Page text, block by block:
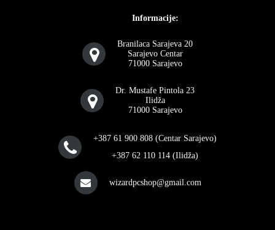
Informacije:
Branilaca Sarajeva 20
Sarajevo Centar
71000 Sarajevo
Dr. Mustafe Pintola 23
Ilidža
71000 Sarajevo
+387 61 900 808 (Centar Sarajevo)
+387 62 110 114 (Ilidža)
wizardpcshop@gmail.com